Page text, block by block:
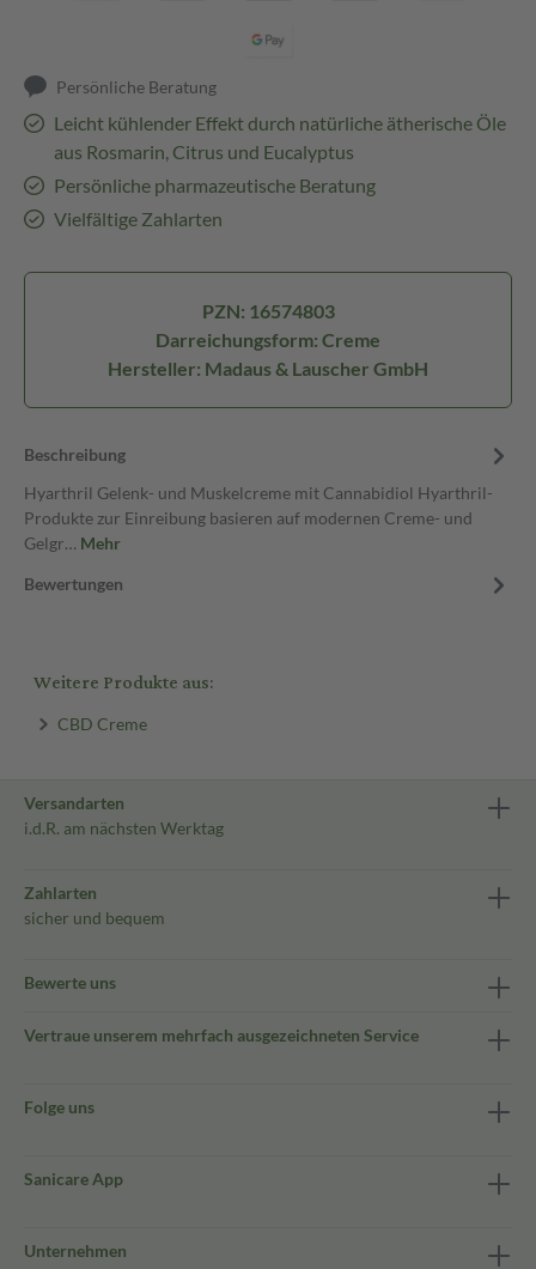
Persönliche Beratung
Leicht kühlender Effekt durch natürliche ätherische Öle
aus Rosmarin, Citrus und Eucalyptus
Persönliche pharmazeutische Beratung
Vielfältige Zahlarten
PZN: 16574803
Darreichungsform: Creme
Hersteller: Madaus & Lauscher GmbH
Beschreibung
Hyarthril Gelenk- und Muskelcreme mit Cannabidiol Hyarthril-
Produkte zur Einreibung basieren auf modernen Creme- und
Gelgr… Mehr
Bewertungen
Weitere Produkte aus:
CBD Creme
Versandarten
i.d.R. am nächsten Werktag
Zahlarten
sicher und bequem
Bewerte uns
Vertraue unserem mehrfach ausgezeichneten Service
Folge uns
Sanicare App
Unternehmen